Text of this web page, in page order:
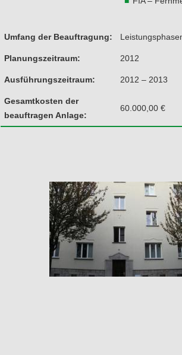
Umfang der Beauftragung:
Planungszeitraum: 2012
Ausführungszeitraum: 2012 – 2013
Gesamtkosten der
beauftragen Anlage:
60.000,00 €